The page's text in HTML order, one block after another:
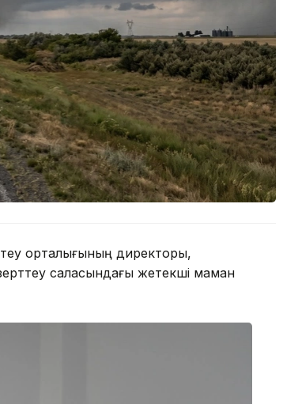
орталығының директоры,
саласындағы жетекші маман